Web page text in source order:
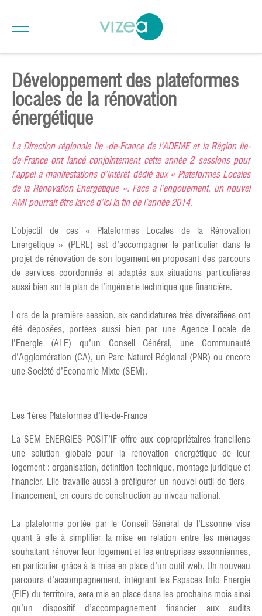
Développement des plateformes
locales de la rénovation
énergétique
La Direction régionale Ile -de-France de l’ADEME et la Région Ile-
de-France ont lancé conjointement cette année 2 sessions pour
l’appel à manifestations d’intérêt dédié aux « Plateformes Locales
de la Rénovation Energétique ». Face à l’engouement, un nouvel
AMI pourrait être lancé d’ici la fin de l’année 2014.
L’objectif de ces « Plateformes Locales de la Rénovation
Energétique » (PLRE) est d’accompagner le particulier dans le
projet de rénovation de son logement en proposant des parcours
de services coordonnés et adaptés aux situations particulières
aussi bien sur le plan de l’ingénierie technique que financière.
Lors de la première session, six candidatures très diversifiées ont
été déposées, portées aussi bien par une Agence Locale de
l’Energie (ALE) qu’un Conseil Général, une Communauté
d’Agglomération (CA), un Parc Naturel Régional (PNR) ou encore
une Société d’Economie Mixte (SEM).
Les 1ères Plateformes d’Ile-de-France
La SEM ENERGIES POSIT’IF offre aux copropriétaires franciliens
une solution globale pour la rénovation énergétique de leur
logement : organisation, définition technique, montage juridique et
financier. Elle travaille aussi à préfigurer un nouvel outil de tiers -
financement, en cours de construction au niveau national.
La plateforme portée par le Conseil Général de l’Essonne vise
quant à elle à simplifier la mise en relation entre les ménages
souhaitant rénover leur logement et les entreprises essonniennes,
en particulier grâce à la mise en place d’un outil web. Un nouveau
parcours d’accompagnement, intégrant les Espaces Info Energie
(EIE) du territoire, sera mis en place dans les prochains mois ainsi
qu’un dispositif d’accompagnement financier aux audits